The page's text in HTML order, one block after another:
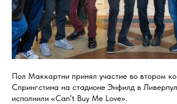
Пол Маккартни принял участие во втором
Спрингстина на стадионе Энфилд в
исполнили «Can’t Buy Me Love».